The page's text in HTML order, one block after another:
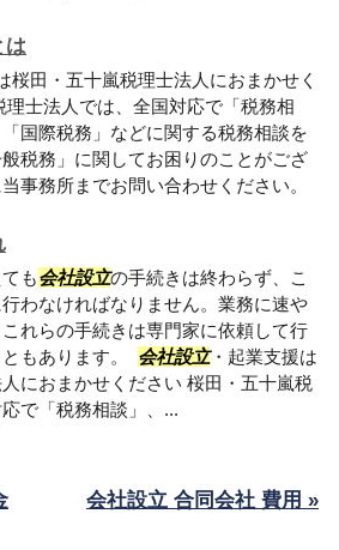
は
桜田・五十嵐税理士法人におまかせく
理士法人では、全国対応で「税務相
国際税務」などに関する税務相談を
税務」に関してお困りのことがござ
事務所までお問い合わせください。
も会社設立の手続きは終わらず、こ
わなければなりません。業務に速や
れらの手続きは専門家に依頼して行
もあります。 会社設立・起業支援は
におまかせください 桜田・五十嵐税
で「税務相談」、...
会社設立 合同会社 費用 »